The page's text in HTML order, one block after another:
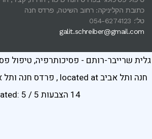
כתובת הקליניקה: רחוב השיטה, פרדס חנה
טל': 054-6274123
galit.schreiber@gmail.com
גלית שרייבר-רותם - פסיכותרפיה, טיפול
חנה ותל אביבlocated at
, פרדס חנה ותל
14 הצבעות
5 / 5